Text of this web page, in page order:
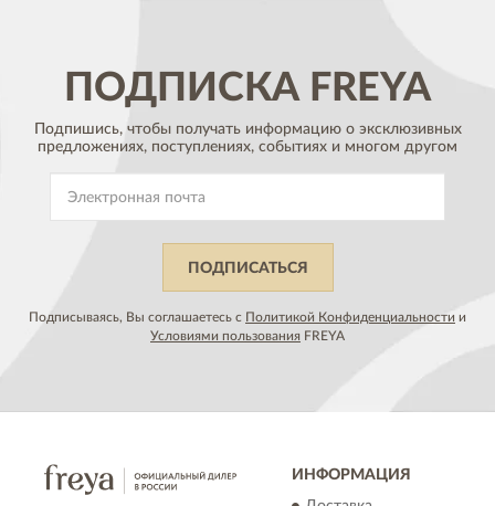
ПОДПИСКА FREYA
Подпишись, чтобы получать информацию о эксклюзивных
предложениях, поступлениях, событиях и многом другом
ПОДПИСАТЬСЯ
Подписываясь, Вы соглашаетесь с Политикой Конфиденциальности и
Условиями пользования FREYA
ИНФОРМАЦИЯ